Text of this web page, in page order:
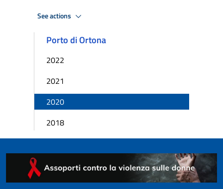
See actions
Porto di Ortona
2022
2021
2020
2018